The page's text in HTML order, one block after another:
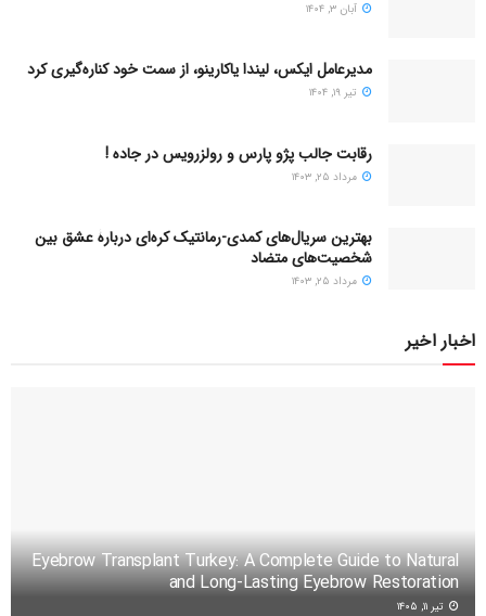
آبان ۳, ۱۴۰۴
مدیرعامل ایکس، لیندا یاکارینو، از سمت خود کناره‌گیری کرد
تیر ۱۹, ۱۴۰۴
رقابت جالب پژو پارس و رولزرویس در جاده !
مرداد ۲۵, ۱۴۰۳
بهترین سریال‌های کمدی-رمانتیک کره‌ای دربارۀ عشق بین
شخصیت‌های متضاد
مرداد ۲۵, ۱۴۰۳
اخبار اخیر
Eyebrow Transplant Turkey: A Complete Guide to Natural
and Long-Lasting Eyebrow Restoration
تیر ۱۱, ۱۴۰۵